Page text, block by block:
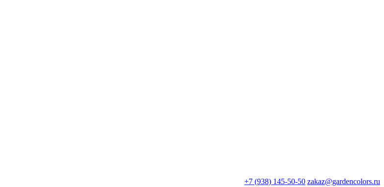
+7 (938) 145-50-50 zakaz@gardencolors.ru